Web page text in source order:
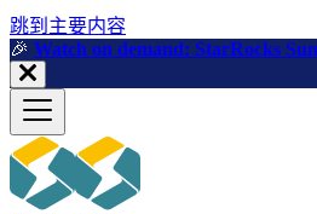
跳到主要内容
🎉️ Watch on demand: StarRocks